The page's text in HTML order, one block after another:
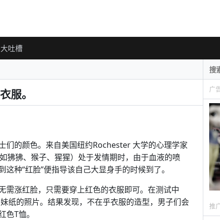
大吐槽
服。
们的颜色。来自美国纽约Rochester 大学的心理学家
狒狒、猴子、猩猩）处于发情期时，由于血液的喷
种“红脸”便指导该自己大显身手的时候到了。
需涨红脸，只需要穿上红色的衣服即可。在测试中
纸的照片。结果发现，不在乎衣服的造型，男子们会
T恤。
广
推